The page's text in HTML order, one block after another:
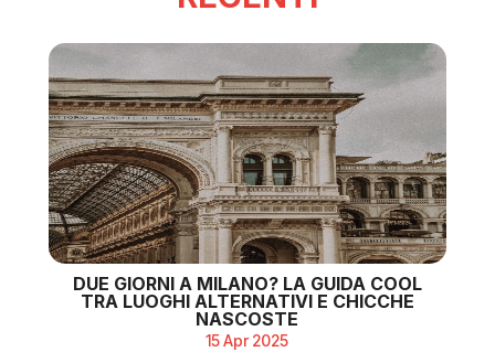
DUE GIORNI A MILANO? LA GUIDA COOL
TRA LUOGHI ALTERNATIVI E CHICCHE
NASCOSTE
15 Apr 2025